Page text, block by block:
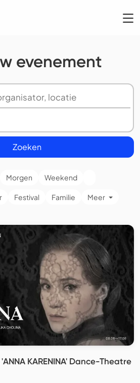
evenement
Zoeken
Morgen Weekend
Festival Familie Meer
KARENINA' Dance-Theatre